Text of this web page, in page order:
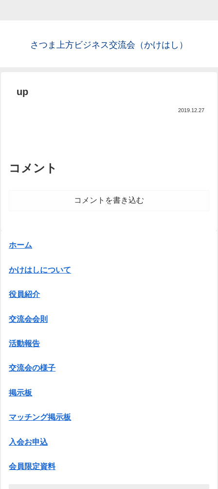
さつま上方ビジネス交流会（かけはし）
up
2019.12.27
コメント
コメントを書き込む
ホーム
かけはしについて
役員紹介
交流会会則
活動報告
交流会の様子
掲示板
マッチング掲示板
入会お申込
会員限定資料